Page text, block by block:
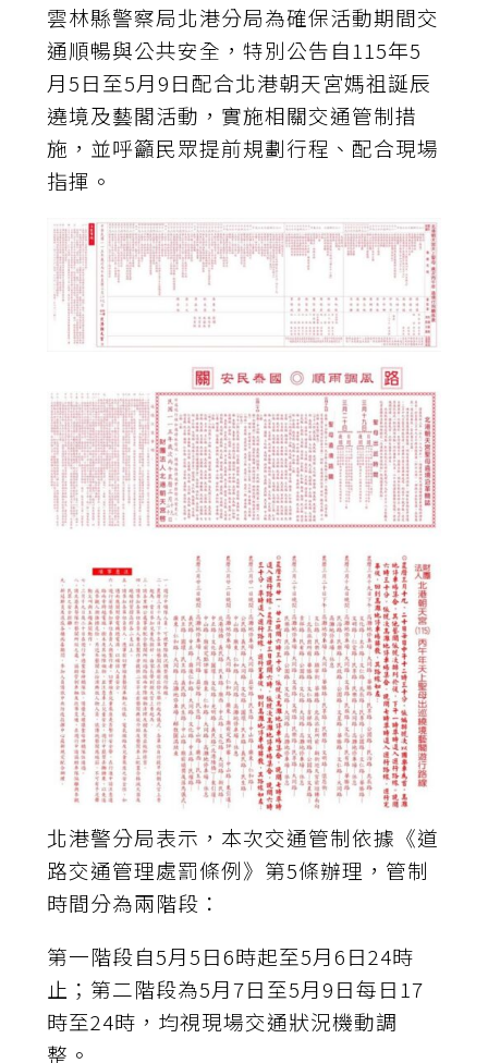
雲林縣警察局北港分局為確保活動期間交
通順暢與公共安全，特別公告自115年5
月5日至5月9日配合北港朝天宮媽祖誕辰
遶境及藝閣活動，實施相關交通管制措
施，並呼籲民眾提前規劃行程、配合現場
指揮。
北港警分局表示，本次交通管制依據《道
路交通管理處罰條例》第5條辦理，管制
時間分為兩階段：
第一階段自5月5日6時起至5月6日24時
止；第二階段為5月7日至5月9日每日17
時至24時，均視現場交通狀況機動調
整。